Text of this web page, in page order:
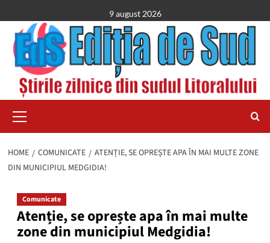
to
content
9 august 2026
Menu
HOME COMUNICATE
ATENȚIE, SE OPREȘTE APA ÎN MAI MULTE ZONE
DIN MUNICIPIUL MEDGIDIA!
Comunicate
Atenție, se oprește apa în mai multe
zone din municipiul Medgidia!